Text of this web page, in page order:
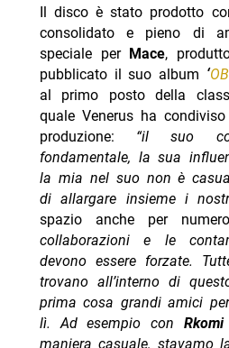
Il disco è stato prodotto
consolidato e pieno di
speciale per Mace,
pubblicato il suo album ‘
al primo posto della
quale Venerus ha
produzione: “il suo
fondamentale, la sua
la mia nel suo non è
di allargare insieme i
spazio anche per
collaborazioni e le
devono essere forzate.
trovano all’interno di
prima cosa grandi amici
lì. Ad esempio con Rkomi
maniera casuale, stavamo